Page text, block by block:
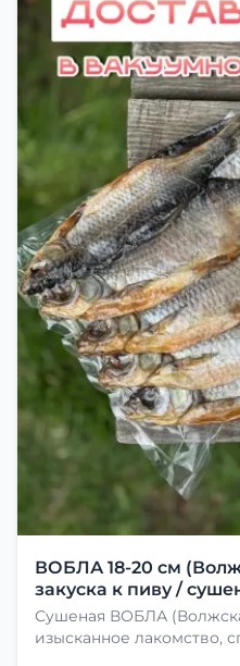
ВОБЛА 18-20 см
закуска к пиву /
Сушеная ВОБЛА
изысканное лакомство,